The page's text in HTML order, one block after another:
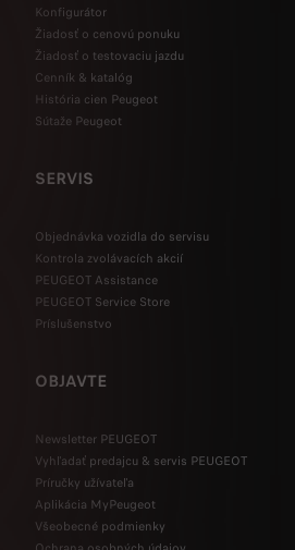
Konfigurátor
Žiadosť o cenovú ponuku
Žiadosť o testovaciu jazdu
Cenník & katalóg
História cien Peugeot
Sútaže Peugeot
SERVIS
Objednávka vozidla do servisu
Kontrola zvolávacích akcií
PEUGEOT Assistance
PEUGEOT Service Store
Príslušenstvo
OBJAVTE
Newsletter PEUGEOT
Vyhľadať predajcu & servis PEUGEOT
Príručky užívateľa
Aplikácia MyPeugeot
Všeobecné podmienky